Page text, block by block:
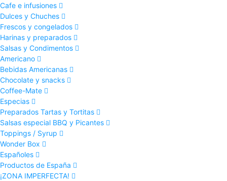
Cafe e infusiones
Dulces y Chuches
Frescos y congelados
Harinas y preparados
Salsas y Condimentos
Americano
Bebidas Americanas
Chocolate y snacks
Coffee-Mate
Especias
Preparados Tartas y Tortitas
Salsas especial BBQ y Picantes
Toppings / Syrup
Wonder Box
Españoles
Productos de España
¡ZONA IMPERFECTA!